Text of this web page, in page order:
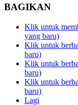
BAGIKAN
Klik untuk
yang baru)
Klik untuk
baru)
Klik untuk
baru)
Klik untuk
baru)
Lagi